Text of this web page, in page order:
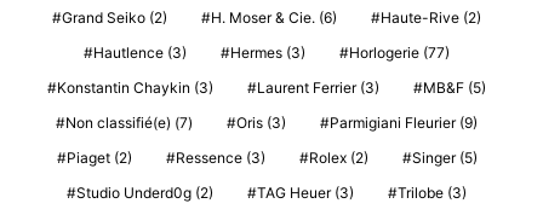
Grand Seiko (2) H. Moser & Cie. (6) Haute-Rive (2)
Hautlence (3) Hermes (3) Horlogerie (77)
Konstantin Chaykin (3) Laurent Ferrier(3) MB&F (5)
Non classifié(e) (7) Oris (3) Parmigiani Fleurier(9)
Piaget(2) Ressence(3) Rolex(2) Singer(5)
Studio Underd0g (2) TAG Heuer(3) Trilobe (3)